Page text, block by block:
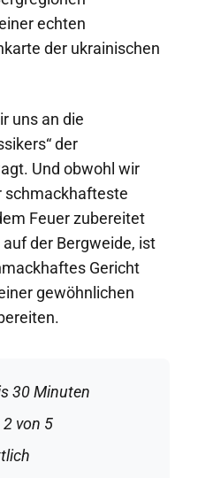
echten
der ukrainischen
uns an die
der
Und obwohl wir
schmackhafteste
Feuer zubereitet
der Bergweide, ist
Gericht
gewöhnlichen
30 Minuten
2 von 5